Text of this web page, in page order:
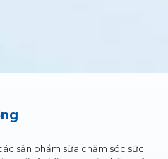
sản phẩm sữa chăm sóc sức